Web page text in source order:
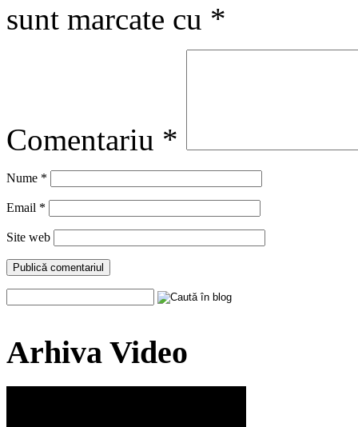
sunt marcate cu *
Comentariu *
Nume *
Email *
Site web
Arhiva Video